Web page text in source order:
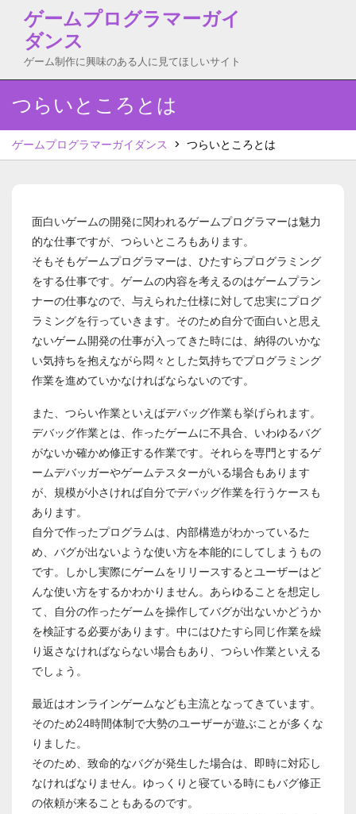
content
ゲームプログラマーガイ
ダンス
ゲーム制作に興味のある人に見てほしいサイト
つらいところとは
ゲームプログラマーガイダンス > つらいところとは
面白いゲームの開発に関われるゲームプログラマーは魅力
的な仕事ですが、つらいところもあります。
そもそもゲームプログラマーは、ひたすらプログラミング
をする仕事です。ゲームの内容を考えるのはゲームプラン
ナーの仕事なので、与えられた仕様に対して忠実にプログ
ラミングを行っていきます。そのため自分で面白いと思え
ないゲーム開発の仕事が入ってきた時には、納得のいかな
い気持ちを抱えながら悶々とした気持ちでプログラミング
作業を進めていかなければならないのです。
また、つらい作業といえばデバッグ作業も挙げられます。
デバッグ作業とは、作ったゲームに不具合、いわゆるバグ
がないか確かめ修正する作業です。それらを専門とするゲ
ームデバッガーやゲームテスターがいる場合もあります
が、規模が小さければ自分でデバッグ作業を行うケースも
あります。
自分で作ったプログラムは、内部構造がわかっているた
め、バグが出ないような使い方を本能的にしてしまうもの
です。しかし実際にゲームをリリースするとユーザーはど
んな使い方をするかわかりません。あらゆることを想定し
て、自分の作ったゲームを操作してバグが出ないかどうか
を検証する必要があります。中にはひたすら同じ作業を繰
り返さなければならない場合もあり、つらい作業といえる
でしょう。
最近はオンラインゲームなども主流となってきています。
そのため24時間体制で大勢のユーザーが遊ぶことが多くな
りました。
そのため、致命的なバグが発生した場合は、即時に対応し
なければなりません。ゆっくりと寝ている時にもバグ修正
の依頼が来ることもあるのです。